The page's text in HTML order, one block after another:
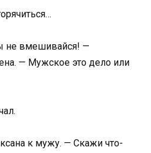
не вмешивайся! —
— Мужское это дело или
к мужу. — Скажи что-